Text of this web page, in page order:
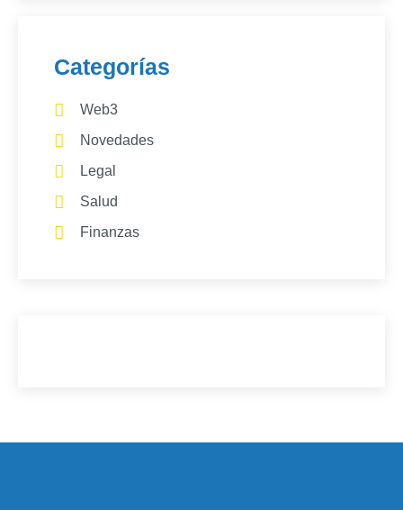
Categorías
Web3
Novedades
Legal
Salud
Finanzas